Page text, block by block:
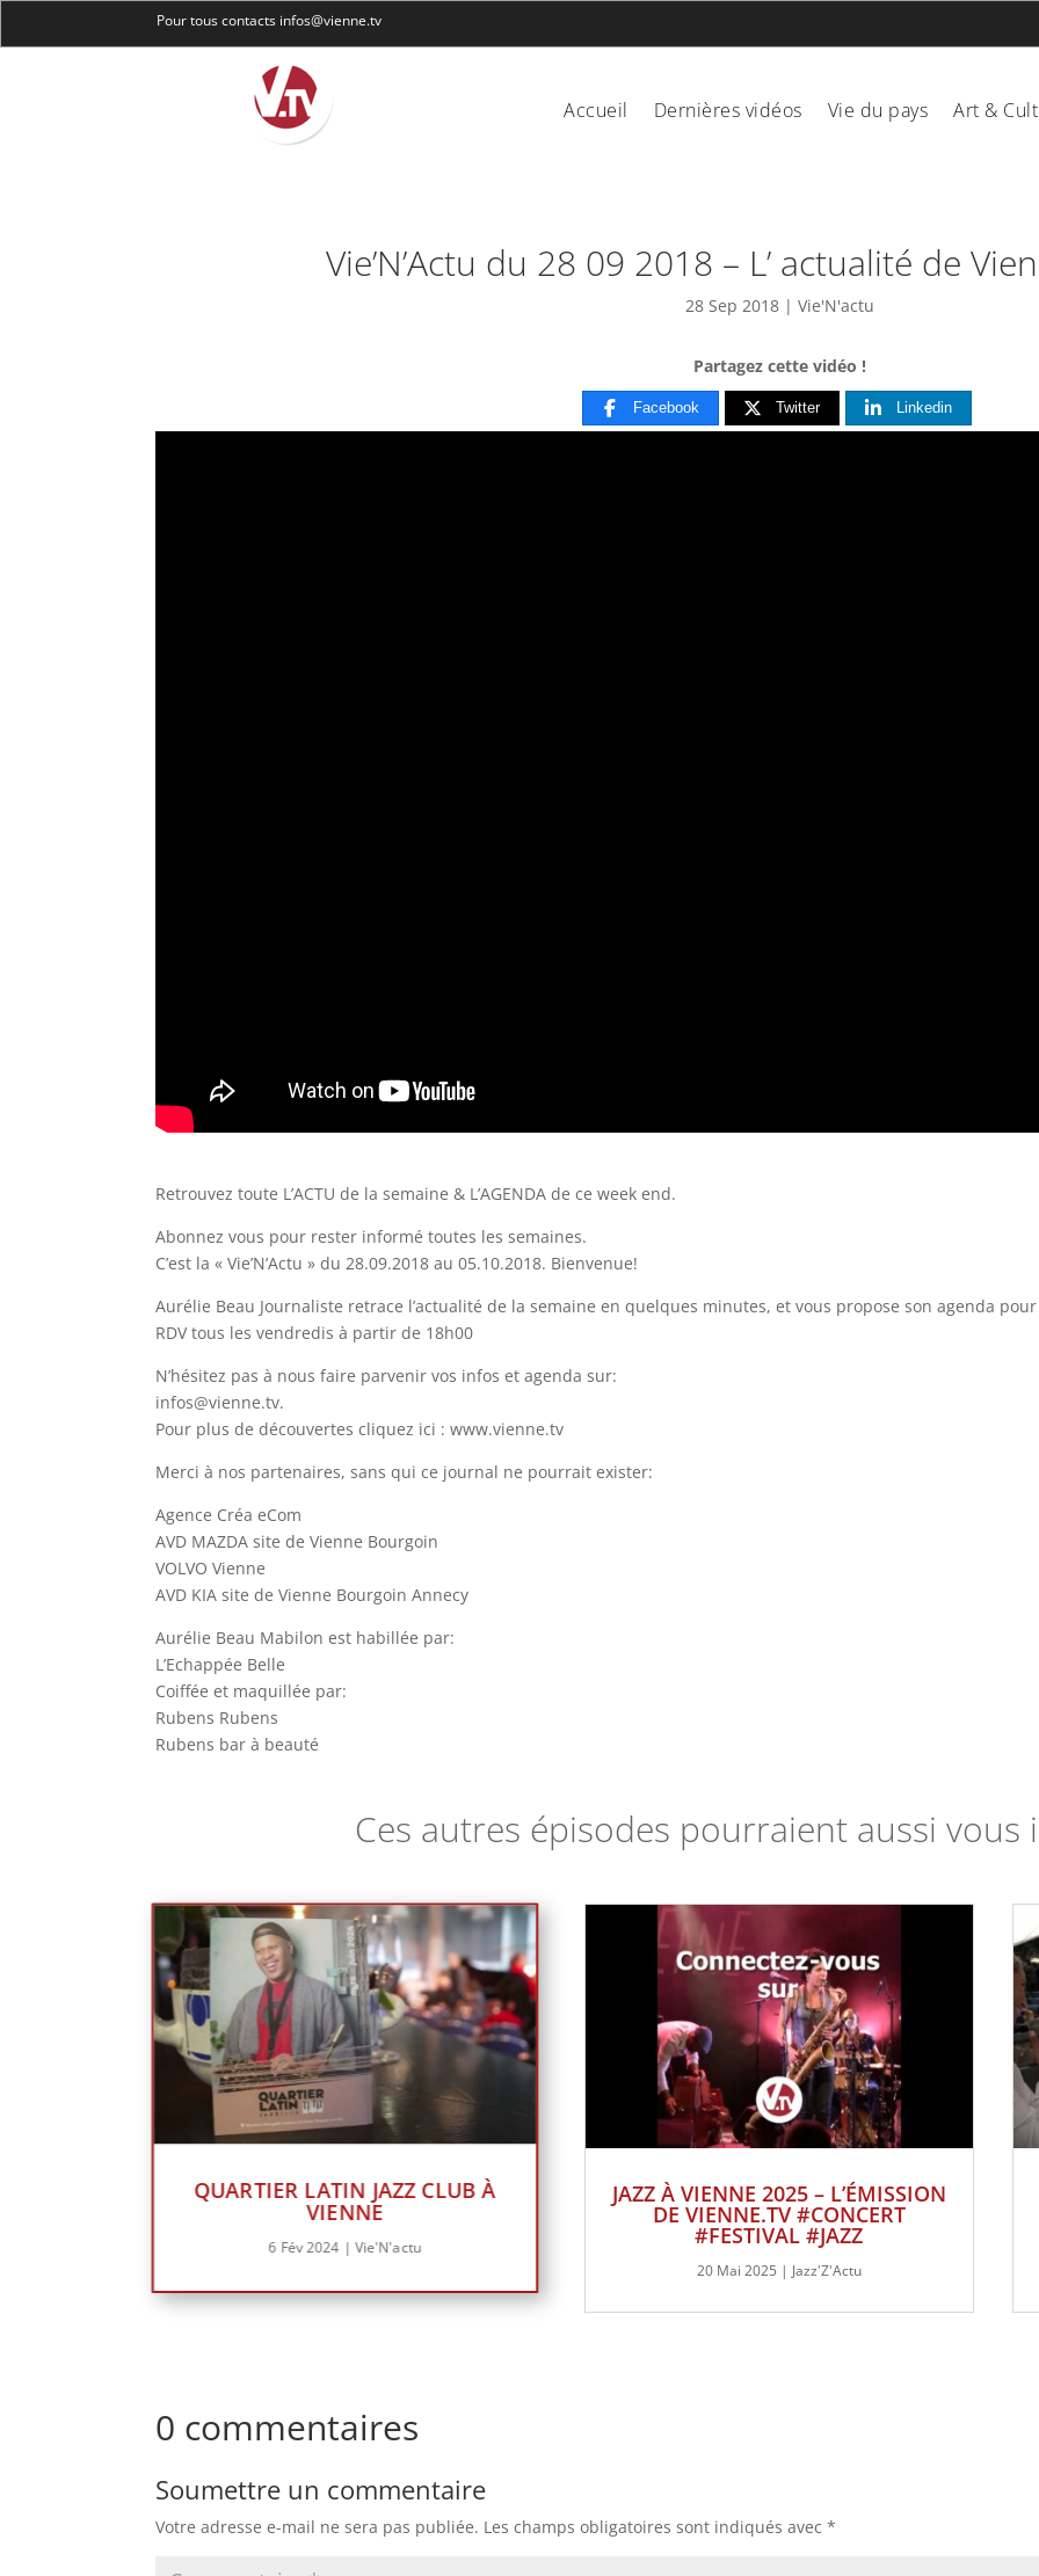
Pour tous contacts infos@vienne.tv
Accueil Dernières vidéos Vie du pays Art &
Vie’N’Actu du 28 09 2018 – L’ actualité de
28 Sep 2018| Vie'N'actu
Partagez cette vidéo !
Facebook Twitter Linkedin
Retrouvez toute L’ACTU de la semaine & L’AGENDA de ce week end.
Abonnez vous pour rester informé toutes les semaines.
C’est la« Vie’N’Actu » du 28.09.2018 au 05.10.2018. Bienvenue!
Aurélie Beau Journaliste retrace l’actualité de la semaine en quelques minutes, et vous propose son agenda
RDV tous les vendredis à partir de 18h00
N’hésitez pas à nous faire parvenir vos infos et agenda sur:
infos@vienne.tv.
Pour plus de découvertes cliquez ici : www.vienne.tv
Merci à nos partenaires, sans qui ce journal ne pourrait exister:
Agence Créa eCom
AVD MAZDA site de Vienne Bourgoin
VOLVO Vienne
AVD KIA site de Vienne Bourgoin Annecy
Aurélie Beau Mabilon est habillée par:
L’Echappée Belle
Coiffée et maquillée par:
Rubens Rubens
Rubens bar à beauté
Ces autres épisodes pourraient aussi vous
QUARTIER LATIN JAZZ CLUB À
VIENNE
6 Fév 2024 |Vie'N'actu
JAZZ À VIENNE 2025 – L’ÉMISSION
DE VIENNE.TV #CONCERT
#FESTIVAL #JAZZ
20 Mai 2025 | Jazz'Z'Actu
0 commentaires
Soumettre un commentaire
Votre adresse e-mail ne sera pas publiée. Les champs obligatoires sont indiqués avec*